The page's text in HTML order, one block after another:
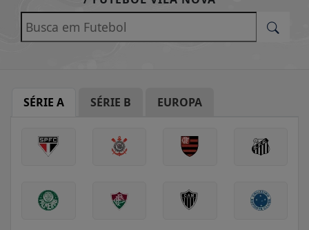
SÉRIE A SÉRIE B EUROPA